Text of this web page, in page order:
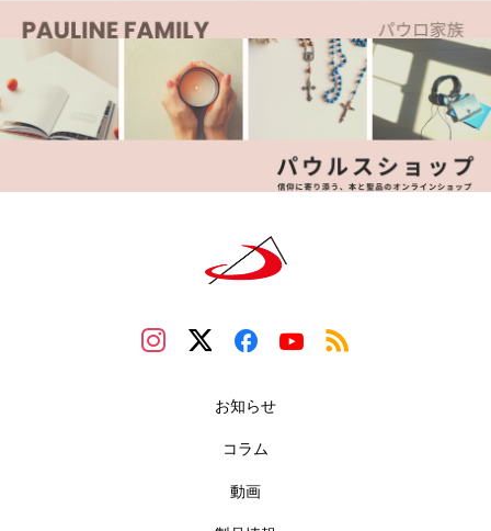
お知らせ
コラム
動画